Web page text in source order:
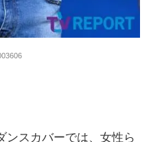
ンスカバーでは、女性ら